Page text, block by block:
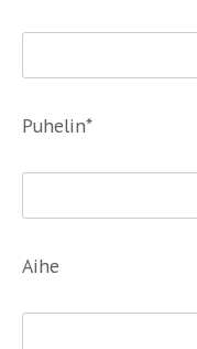
Puhelin*
Aihe